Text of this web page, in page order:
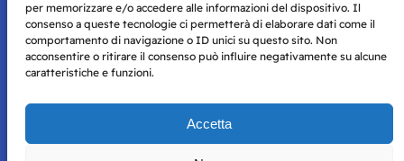
per memorizzare e/o accedere alle informazioni del dispositivo. Il
consenso a queste tecnologie ci permetterà di elaborare dati come il
comportamento di navigazione o ID unici su questo sito. Non
acconsentire o ritirare il consenso può influire negativamente su alcune
caratteristiche e funzioni.
Accetta
Storie di Napoli è una testata registrata presso il tribunale di